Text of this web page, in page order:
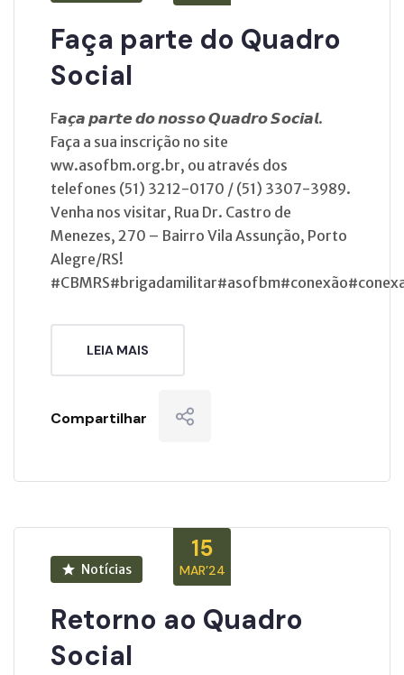
Faça parte do Quadro
Social
F𝙖𝙘̧𝙖 𝙥𝙖𝙧𝙩𝙚 𝙙𝙤 𝙣𝙤𝙨𝙨𝙤 𝙌𝙪𝙖𝙙𝙧𝙤 𝙎𝙤𝙘𝙞𝙖𝙡.
Faça a sua inscrição no site
ww.asofbm.org.br, ou através dos
telefones (51) 3212-0170 / (51) 3307-3989.
Venha nos visitar, Rua Dr. Castro de
Menezes, 270 – Bairro Vila Assunção, Porto
Alegre/RS!
LEIA MAIS
Compartilhar
15
MAR’24
Notícias
Retorno ao Quadro
Social